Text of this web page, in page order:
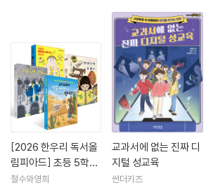
[2026 한우리 독서올
림피아드] 초등 5학년
필독서 세트
철수와영희
교과서에 없는 진짜 디
지털 성교육
썬더키즈